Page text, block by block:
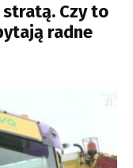
Czy to
radne